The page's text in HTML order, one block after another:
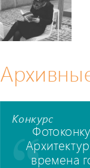
Конкурс
времена